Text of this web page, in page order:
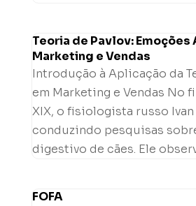
Teoria de Pavlov: Emoções
Marketing e Vendas
Introdução à Aplicação da
em Marketing e Vendas No
XIX, o fisiologista russo Ivan
conduzindo pesquisas
digestivo de cães. Ele
FOFA